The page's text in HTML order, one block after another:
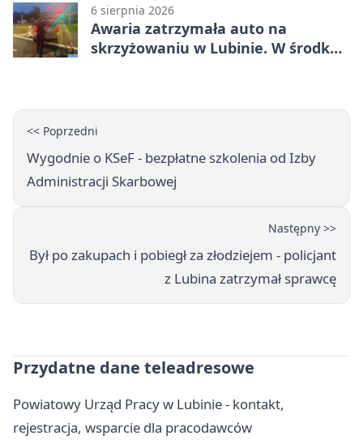
6 sierpnia 2026
Awaria zatrzymała auto na
skrzyżowaniu w Lubinie. W środku
<< Poprzedni
Wygodnie o KSeF - bezpłatne szkolenia od Izby
Administracji Skarbowej
Następny >>
Był po zakupach i pobiegł za złodziejem - policjant
z Lubina zatrzymał sprawcę
Przydatne dane teleadresowe
Powiatowy Urząd Pracy w Lubinie - kontakt,
rejestracja, wsparcie dla pracodawców